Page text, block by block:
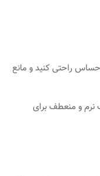
راحتی کنید و مانع
و منعطف برای